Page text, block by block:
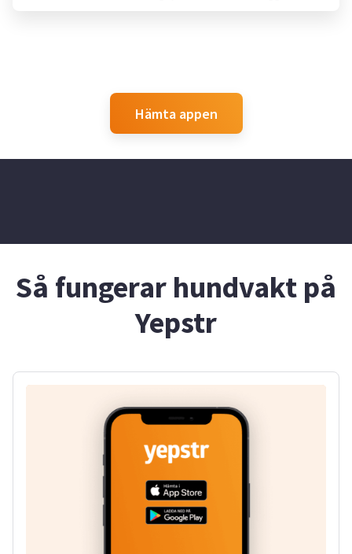
Hämta appen
Så fungerar hundvakt på
Yepstr